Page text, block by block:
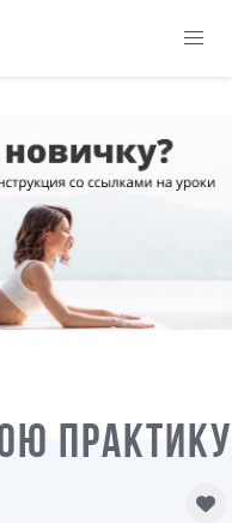
ПРАКТИКУ